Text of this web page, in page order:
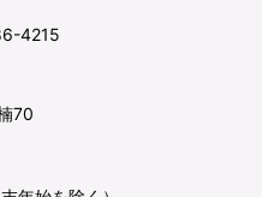
4215
70